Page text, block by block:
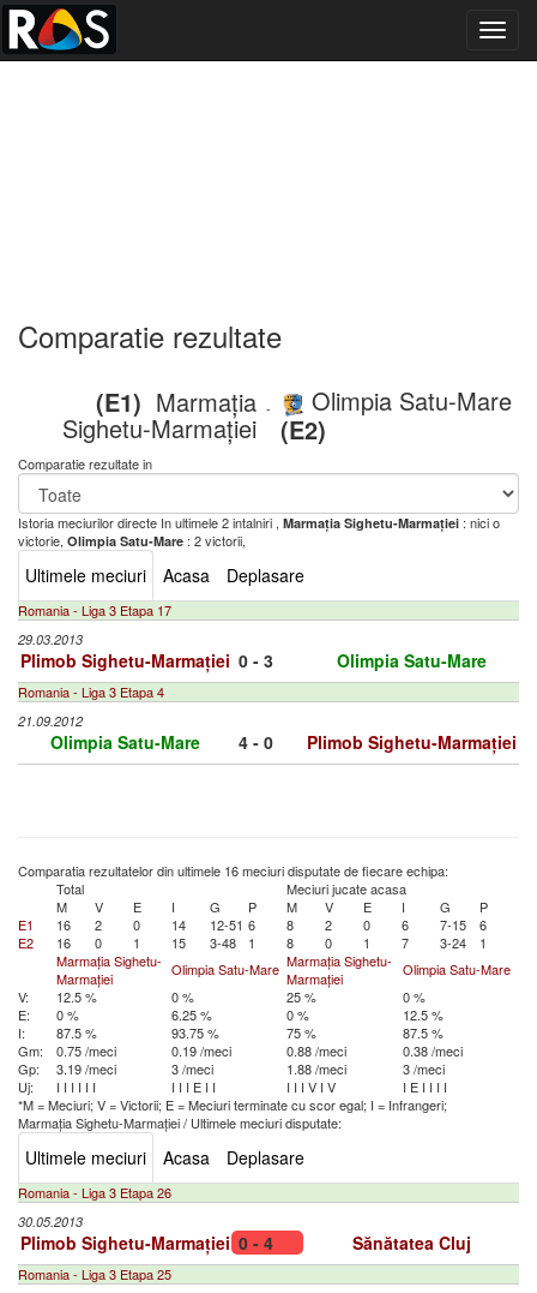
Comparatie rezultate
(E1) Marmația
Sighetu-Marmației
-
Olimpia Satu-Mare
(E2)
Comparatie rezultate in
Istoria meciurilor directe In ultimele 2 intalniri , Marmația Sighetu-Marmației : nici o
victorie, Olimpia Satu-Mare : 2 victorii,
Ultimele meciuri Acasa Deplasare
Romania - Liga 3 Etapa 17
29.03.2013
Plimob Sighetu-Marmației 0 - 3 Olimpia Satu-Mare
Romania - Liga 3 Etapa 4
21.09.2012
Olimpia Satu-Mare 4 - 0 Plimob Sighetu-Marmației
Comparatia rezultatelor din ultimele 16 meciuri disputate de fiecare echipa:
Total
Meciuri jucate acasa
M
V E I G P M V E I G
P
E1
16 2 0 14 12-51 6 8 2 0 6 7-15
6
E2
16 0 1 15 3-48 1 8 0 1 7 3-24
1
Marmația Sighetu-
Marmației
Olimpia Satu-Mare Marmația Sighetu-
Marmației
Olimpia Satu-Mare
V:
12.5 % 0 % 25 %
0 %
E:
0 % 6.25 % 0 %
12.5 %
I:
87.5 % 93.75 % 75 %
87.5 %
Gm:
0.75 /meci 0.19 /meci 0.88 /meci
0.38 /meci
Gp:
3.19 /meci 3 /meci 1.88 /meci
3 /meci
Uj:
I I I I I I I I I E I I I I I V I V I E I I I I
*M = Meciuri; V = Victorii; E = Meciuri terminate cu scor egal; I = Infrangeri;
Marmația Sighetu-Marmației/ Ultimele meciuri disputate:
Ultimele meciuri Acasa Deplasare
Romania - Liga 3 Etapa 26
30.05.2013
Plimob Sighetu-Marmației 0 - 4 Sănătatea Cluj
Romania - Liga 3 Etapa 25